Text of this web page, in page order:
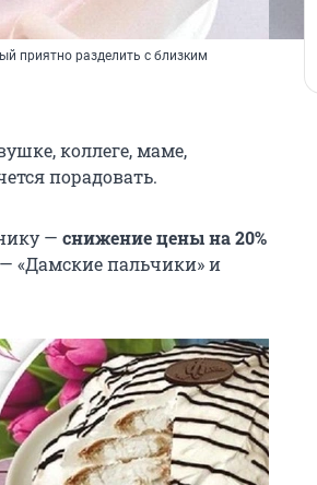
приятно разделить с близким
коллеге, маме,
порадовать.
— снижение цены на 20%
«Дамские пальчики» и